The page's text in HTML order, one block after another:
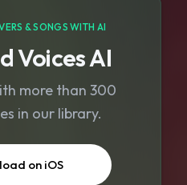
& SONGS WITH AI
Voices AI
more than 300
in our library.
on iOS